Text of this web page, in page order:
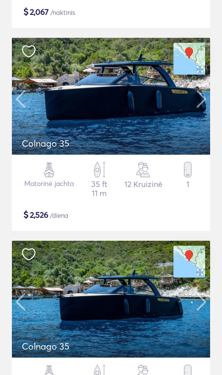
$2,067 /naktinis
Colnago 35
Motorinė jachta
35 ft
11 m
12 Kruizinė 1
$2,526 /diena
Colnago 35